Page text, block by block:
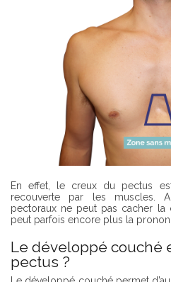
En effet, le creux du pectus
recouverte par les muscles.
pectoraux ne peut pas cacher la
peut parfois encore plus la
Le développé couché
pectus ?